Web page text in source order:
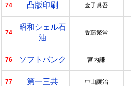
74 凸版印刷 金子眞吾
74
昭和シェル石
油
香藤繁常
76 ソフトバンク 宮内謙
77 第一三共 中山讓治